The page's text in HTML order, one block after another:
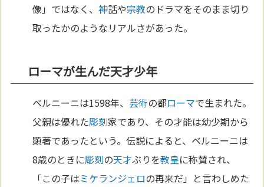
像」ではなく、神話や宗教のドラマをそのまま切り
取ったかのようなリアルさがあった。
ローマが生んだ天才少年
ベルニーニは1598年、芸術の都ローマで生まれた。
父親は優れた彫刻家であり、その才能は幼少期から
顕著であったという。伝説によると、ベルニーニは
8歳のときに彫刻の天才ぶりを教皇に称賛され、
「この子はミケランジェロの再来だ」と言わしめた